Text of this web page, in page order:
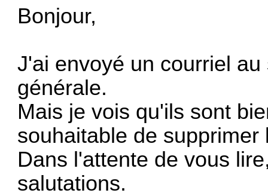
Bonjour,
J'ai envoyé un courriel
générale.
Mais je vois qu'ils sont
souhaitable de
Dans l'attente de vous
salutations.